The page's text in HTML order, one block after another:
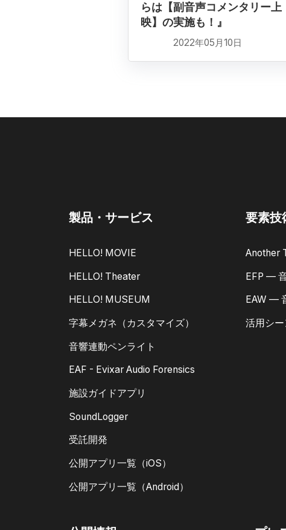
らは【副音声コメンタリー上
映】の実施も！』
2022年05月10日
製品・サービス
HELLO! MOVIE
HELLO! Theater
HELLO! MUSEUM
字幕メガネ（カスタマイズ）
音響連動ペンライト
EAF - Evixar Audio Forensics
施設ガイドアプリ
SoundLogger
受託開発
公開アプリ一覧（iOS）
公開アプリ一覧（Android）
要素技
Another
EFP —
EAW —
活用シー